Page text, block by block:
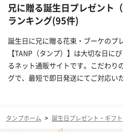
兄に贈る誕生日プレゼント
ランキング(95件)
誕生日に兄に贈る花束・ブーケのプ
【TANP（タンプ）】は大切な日に
るネット通販サイトです。こだわり
グで、最短で即日発送にてご対応い
タンプホーム > 誕生日プレゼント・ギフト